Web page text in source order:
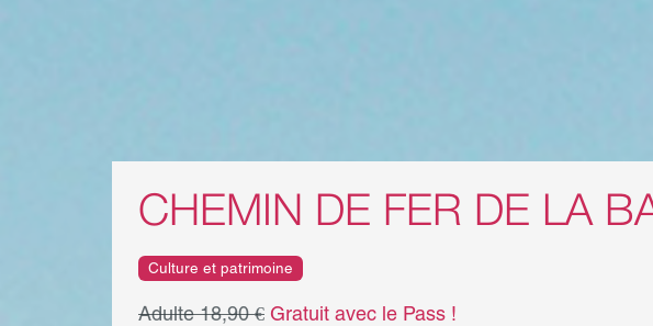
CHEMIN DE FER DE LA
Culture et patrimoine
Adulte 18,90 € Gratuit avec le Pass !